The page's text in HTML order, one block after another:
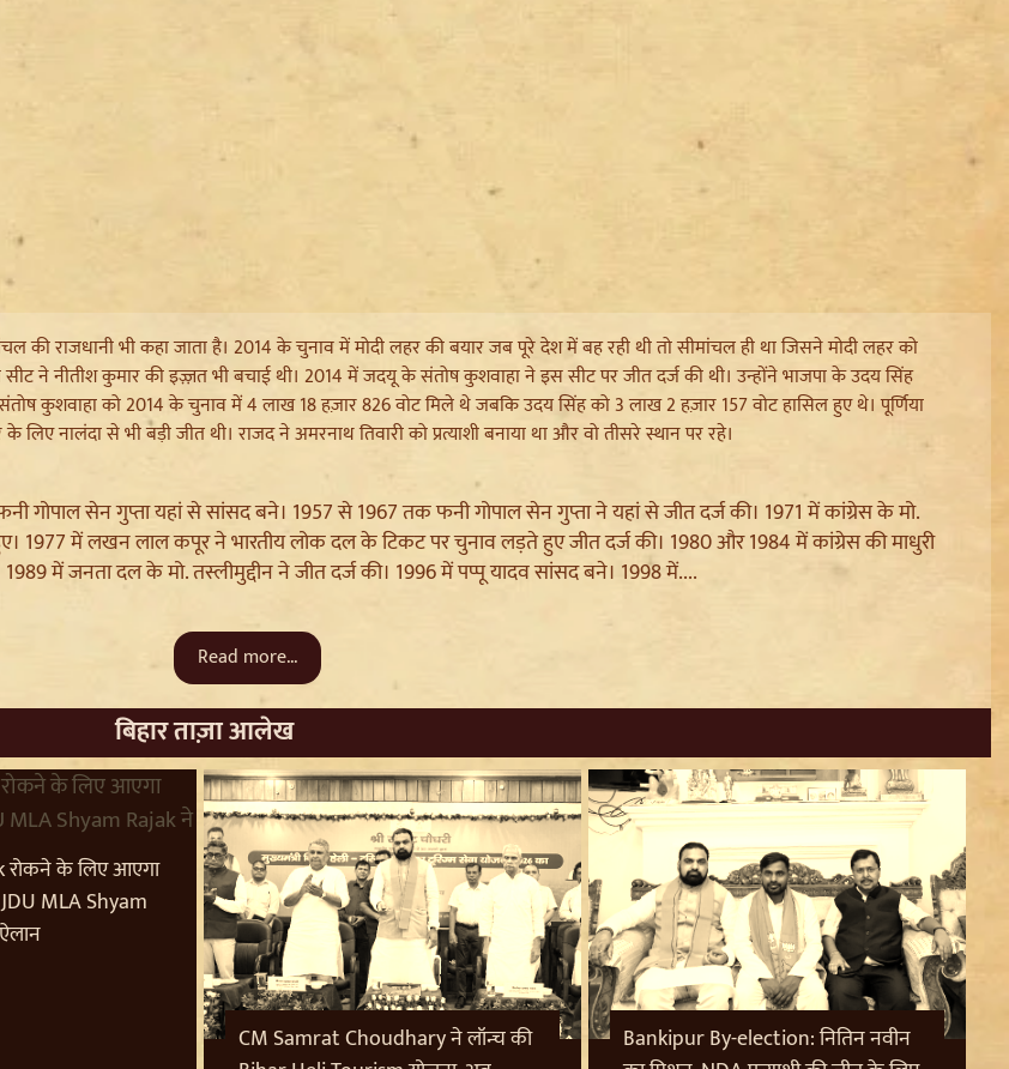
की राजधानी भी कहा जाता है। 2014 के चुनाव में मोदी लहर की बयार जब पूरे देश में बह रही थी तो सीमांचल ही था जिसने मोदी लहर को
सीट ने नीतीश कुमार की इज़्ज़त भी बचाई थी। 2014 में जदयू के संतोष कुशवाहा ने इस सीट पर जीत दर्ज की थी। उन्होंने भाजपा के उदय सिंह
कुशवाहा को 2014 के चुनाव में 4 लाख 18 हज़ार 826 वोट मिले थे जबकि उदय सिंह को 3 लाख 2 हज़ार 157 वोट हासिल हुए थे। पूर्णिया
लिए नालंदा से भी बड़ी जीत थी। राजद ने अमरनाथ तिवारी को प्रत्याशी बनाया था और वो तीसरे स्थान पर रहे।
गोपाल सेन गुप्ता यहां से सांसद बने। 1957 से 1967 तक फनी गोपाल सेन गुप्ता ने यहां से जीत दर्ज की। 1971 में कांग्रेस के मो.
1977 में लखन लाल कपूर ने भारतीय लोक दल के टिकट पर चुनाव लड़ते हुए जीत दर्ज की। 1980 और 1984 में कांग्रेस की माधुरी
में जनता दल के मो. तस्लीमुद्दीन ने जीत दर्ज की। 1996 में पप्पू यादव सांसद बने। 1998 में....
Read more...
बिहार ताज़ा आलेख
रोकने के लिए आएगा
MLA Shyam
CM Samrat Choudhary ने लॉन्च की
Bankipur By-election: नितिन नवीन